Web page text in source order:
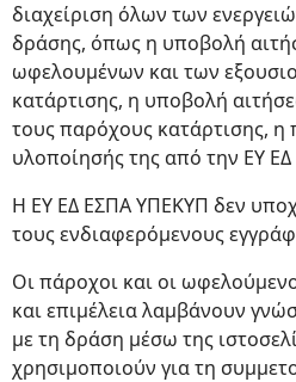
διαχείριση όλων των
δράσης, όπως η υποβολή
ωφελουμένων και των
κατάρτισης, η υποβολή
τους παρόχους κατάρτισης,
υλοποίησής της από την ΕΥ
Η ΕΥ ΕΔ ΕΣΠΑ ΥΠΕΚΥΠ δεν
τους ενδιαφερόμενους
Οι πάροχοι και οι
και επιμέλεια λαμβάνουν
με τη δράση μέσω της
χρησιμοποιούν για τη